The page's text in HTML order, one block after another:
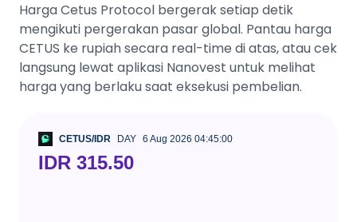
Harga Cetus Protocol bergerak setiap detik
mengikuti pergerakan pasar global. Pantau harga
CETUS ke rupiah secara real-time di atas, atau cek
langsung lewat aplikasi Nanovest untuk melihat
harga yang berlaku saat eksekusi pembelian.
CETUS/IDR DAY 6 Aug 2026 04:45:00
IDR 315.50